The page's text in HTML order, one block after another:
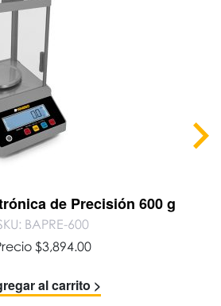
de Precisión 600 g
BAPRE-600
$3,894.00
al carrito >